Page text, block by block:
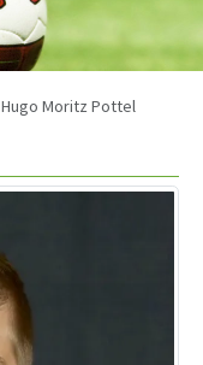
Hugo Moritz Pottel